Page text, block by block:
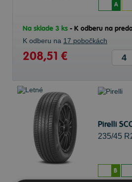
A
Na sklade 3 ks - K odberu na
K odberu na 17 pobočkách
208,51 €
Pirelli
235/45
B